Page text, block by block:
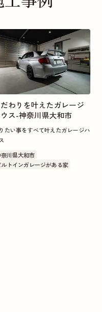
わりを叶えたガレージ
ス-神奈川県大和市
たい事をすべて叶えたガレージハ
川県大和市
ルトインガレージがある家